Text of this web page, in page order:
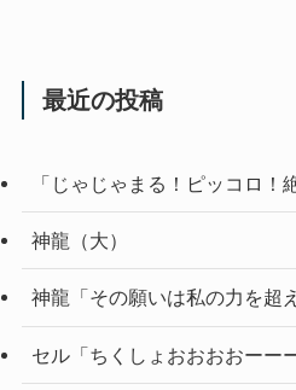
最近の投稿
「じゃじゃまる！ピッコロ！
神龍（大）
神龍「その願いは私の力を超
セル「ちくしょおおおおーー